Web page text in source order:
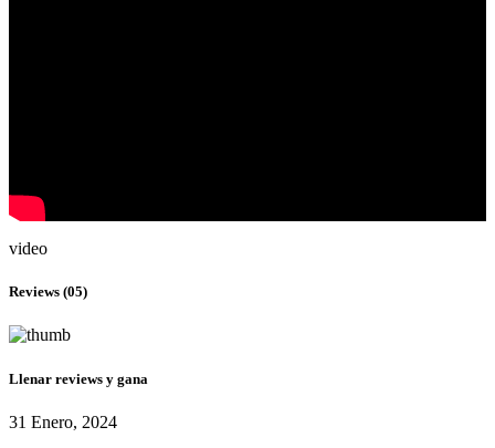
video
Reviews (05)
Llenar reviews y gana
31 Enero, 2024